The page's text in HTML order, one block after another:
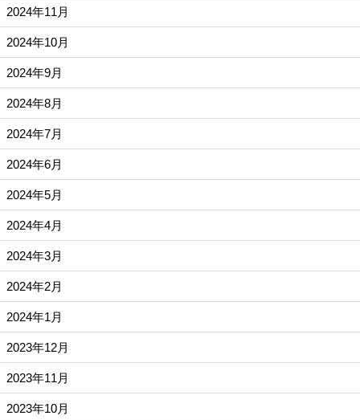
2024年11月
2024年10月
2024年9月
2024年8月
2024年7月
2024年6月
2024年5月
2024年4月
2024年3月
2024年2月
2024年1月
2023年12月
2023年11月
2023年10月